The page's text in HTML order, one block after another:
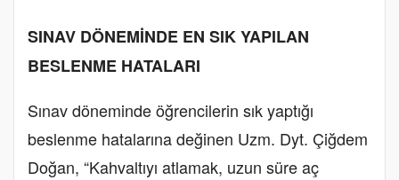
SINAV DÖNEMİNDE EN SIK YAPILAN
BESLENME HATALARI
Sınav döneminde öğrencilerin sık yaptığı
beslenme hatalarına değinen Uzm. Dyt. Çiğdem
Doğan, “Kahvaltıyı atlamak, uzun süre aç